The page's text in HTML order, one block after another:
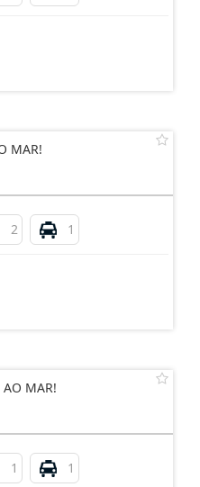
MAR!
2 1
AO MAR!
1 1